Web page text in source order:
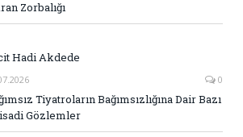
Zorbalığı
Hadi Akdede
0
Tiyatroların Bağımsızlığına Dair Bazı
Gözlemler